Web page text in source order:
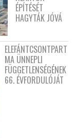
ÉPÍTÉSÉT
HAGYTÁK JÓVÁ
ELEFÁNTCSONTPART
MA ÜNNEPLI
FÜGGETLENSÉGÉNEK
66. ÉVFORDULÓJÁT